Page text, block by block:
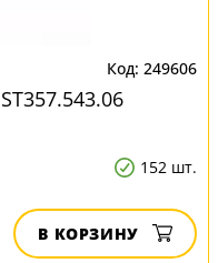
249606
152 шт.
В КОРЗИНУ